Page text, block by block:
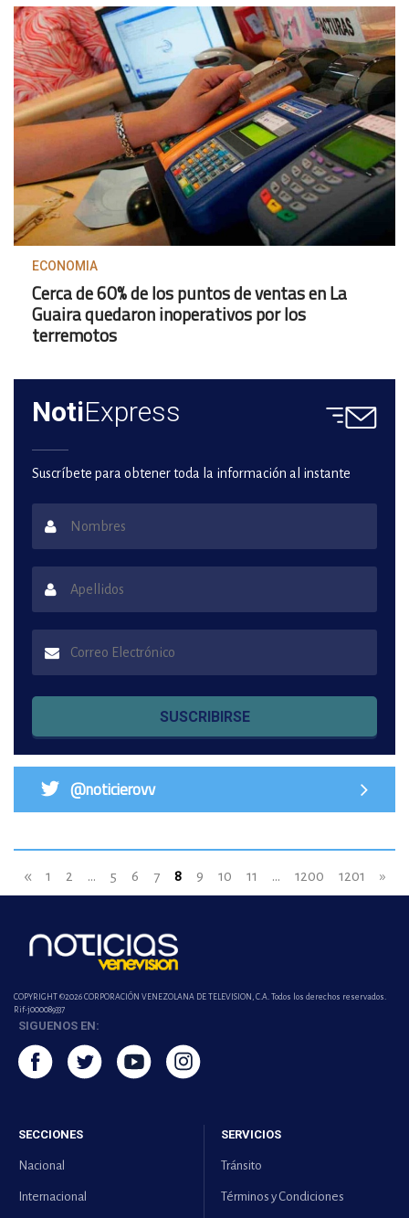
ECONOMIA
Cerca de 60% de los puntos de ventas en La
Guaira quedaron inoperativos por los
terremotos
NotiExpress
Suscríbete para obtener toda la información al instante
SUSCRIBIRSE
@noticierovv
« 1 2 ... 5 6 7 8 9 10 11 ... 1200 1201 »
COPYRIGHT ©2026 CORPORACIÓN VENEZOLANA DE TELEVISION, C.A. Todos los derechos reservados.
Rif-j000089337
SIGUENOS EN:
SECCIONES
Nacional
Internacional
SERVICIOS
Tránsito
Términos y Condiciones